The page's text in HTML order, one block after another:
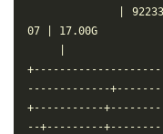
|
07 |
-------------
+-----------
--+---------